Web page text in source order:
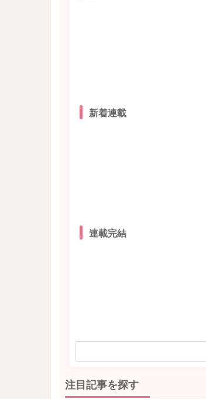
新着連載
連載完結
注目記事を探す